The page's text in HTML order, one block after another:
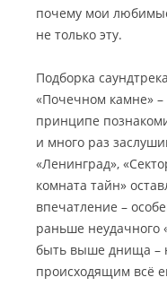
почему мои
не только эту.
Подборка
«Почечном камне»
принципе
и много раз
«Ленинград»,
комната тайн»
впечатление –
раньше неудачного
быть выше днища –
происходящим всё